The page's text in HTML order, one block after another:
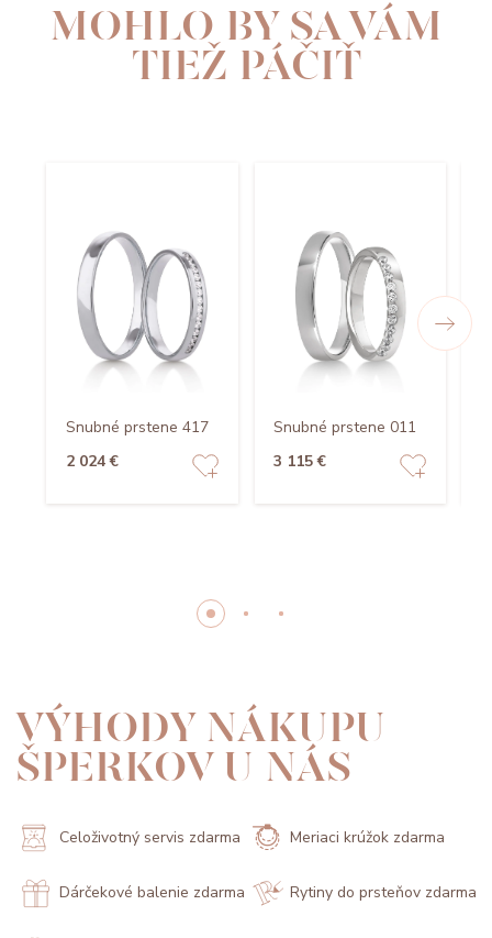
MOHLO BY SA VÁM
TIEŽ PÁČIŤ
Snubné prstene 417
2 024 €
Snubné prstene 011
3 115 €
VÝHODY NÁKUPU
ŠPERKOV U NÁS
Celoživotný servis zdarma Meriaci krúžok zdarma
Dárčekové balenie zdarma Rytiny do prsteňov zdarma